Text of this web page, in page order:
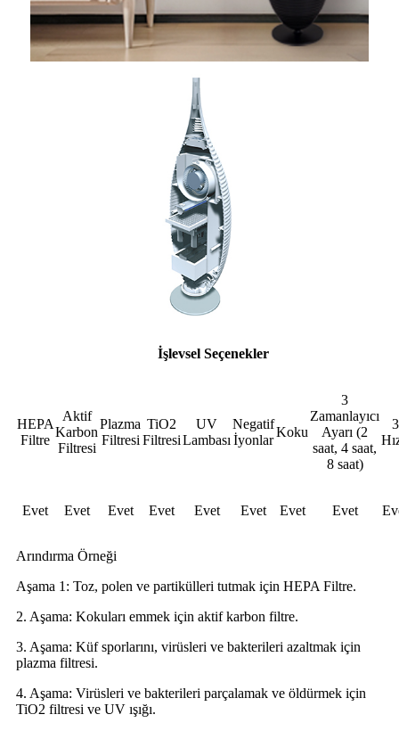
İşlevsel Seçenekler
HEPA
Filtre
Aktif
Karbon
Filtresi
Plazma
Filtresi
TiO2
Filtresi
UV
Lambası
Negatif
İyonlar
Koku
3
Zamanlayıcı
Ayarı (2
saat, 4 saat,
8 saat)
3
Evet Evet Evet Evet Evet Evet Evet Evet
Arındırma Örneği
Aşama 1: Toz, polen ve partikülleri tutmak için HEPA Filtre.
2. Aşama: Kokuları emmek için aktif karbon filtre.
3. Aşama: Küf sporlarını, virüsleri ve bakterileri azaltmak için
plazma filtresi.
4. Aşama: Virüsleri ve bakterileri parçalamak ve öldürmek için
TiO2 filtresi ve UV ışığı.